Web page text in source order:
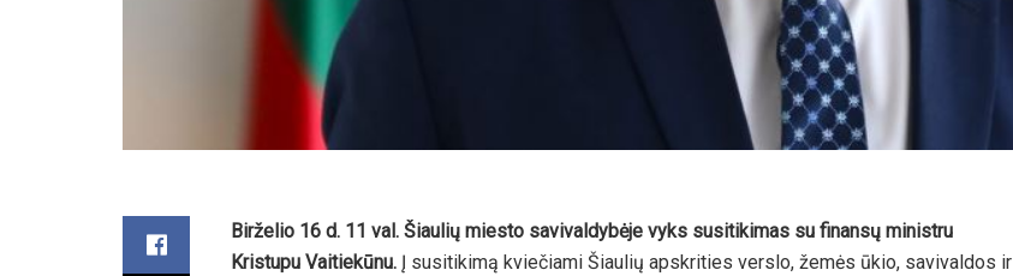
Birželio 16 d. 11 val. Šiaulių miesto savivaldybėje vyks susitikimas su finansų ministru
Kristupu Vaitiekūnu. Į susitikimą kviečiami Šiaulių apskrities verslo, žemės ūkio, savivaldos ir